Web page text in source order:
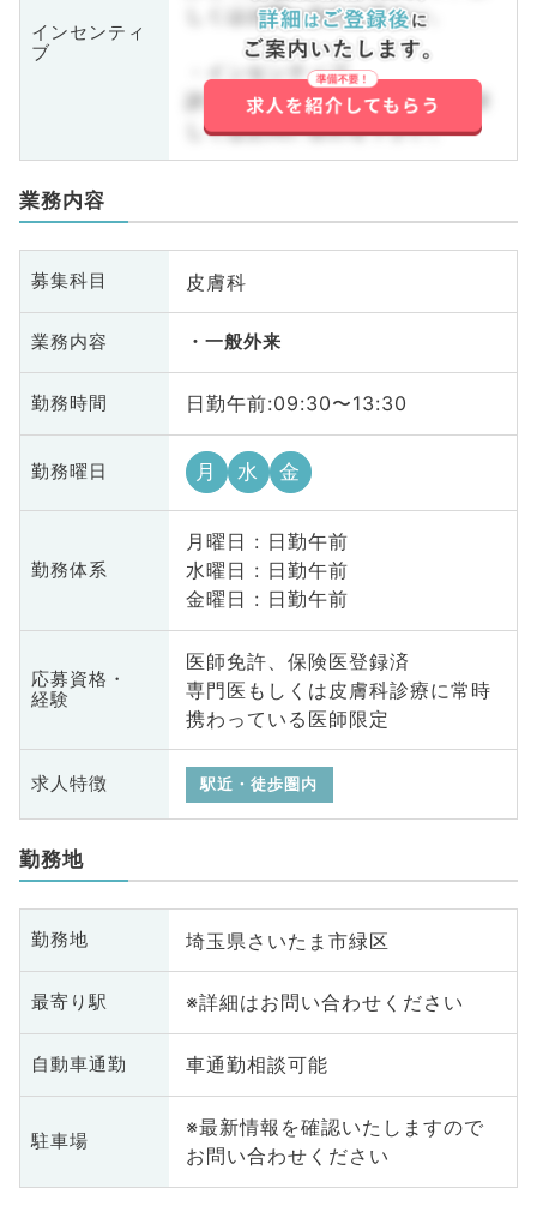
インセンティ
ブ
しくはお問い合わせ下さい。
・インセンティブ
詳しくはお問い合わせ下さい。詳
しくはお問い合わせ下さい。
業務内容
募集科目 皮膚科
業務内容 一般外来
勤務時間 日勤午前:09:30〜13:30
勤務曜日 月 水 金
勤務体系
月曜日 : 日勤午前
水曜日 : 日勤午前
金曜日 : 日勤午前
応募資格・
経験
医師免許、保険医登録済
専⾨医もしくは⽪膚科診療に常時
携わっている医師限定
求人特徴 駅近・徒歩圏内
勤務地
勤務地 埼玉県さいたま市緑区
最寄り駅 ※詳細はお問い合わせください
自動車通勤 車通勤相談可能
駐車場
※最新情報を確認いたしますので
お問い合わせください